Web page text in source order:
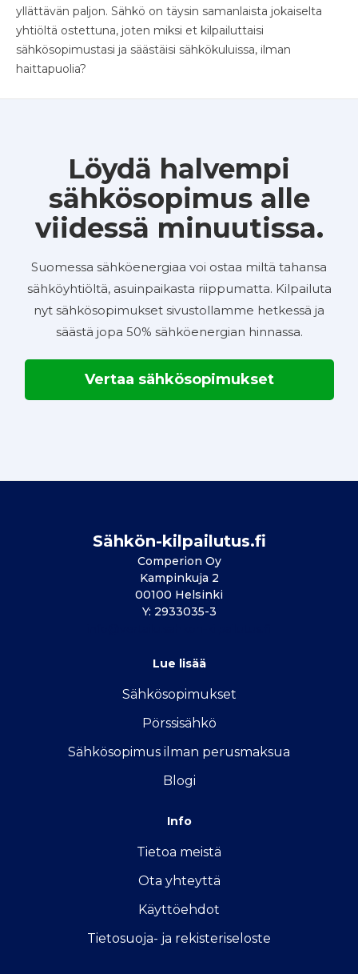
yllättävän paljon. Sähkö on täysin samanlaista jokaiselta
yhtiöltä ostettuna, joten miksi et kilpailuttaisi
sähkösopimustasi ja säästäisi sähkökuluissa, ilman
haittapuolia?
Löydä halvempi
sähkösopimus alle
viidessä minuutissa.
Suomessa sähköenergiaa voi ostaa miltä tahansa
sähköyhtiöltä, asuinpaikasta riippumatta. Kilpailuta
nyt sähkösopimukset sivustollamme hetkessä ja
säästä jopa 50% sähköenergian hinnassa.
Vertaa sähkösopimukset
Sähkön-kilpailutus.fi
Comperion Oy
Kampinkuja 2
00100 Helsinki
Y: 2933035-3
Lue lisää
Sähkösopimukset
Pörssisähkö
Sähkösopimus ilman perusmaksua
Blogi
Info
Tietoa meistä
Ota yhteyttä
Käyttöehdot
Tietosuoja- ja rekisteriseloste